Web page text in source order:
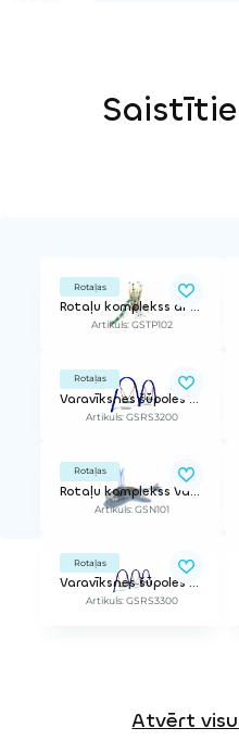
Rotaļas
Rotaļu komplekss ar tīkiem "Koku galotnēs"
Artikuls: GSTP102
Rotaļas
Varavīksnes šūpoles (divvietīgas)
Artikuls: GSRS3200
Rotaļas
Rotaļu komplekss Valis
Artikuls: GSN101
Rotaļas
Varavīksnes šūpoles (trīsvietīgas)
Artikuls: GSRS3300
Atvērt